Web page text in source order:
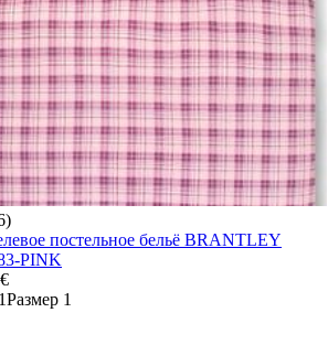
постельное бельё BRANTLEY
PINK
Размер 1